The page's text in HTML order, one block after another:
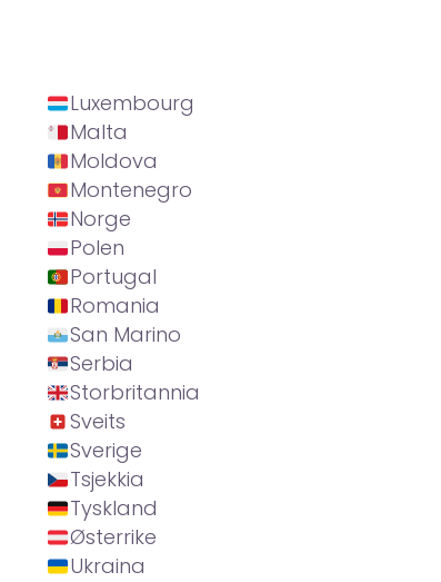
Luxembourg
Malta
Moldova
Montenegro
Norge
Polen
Portugal
Romania
San Marino
Serbia
Storbritannia
Sveits
Sverige
Tsjekkia
Tyskland
Østerrike
Ukraina